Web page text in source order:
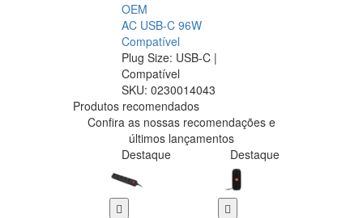
OEM
AC USB-C 96W
Compatível
Plug Size: USB-C |
Compatível
SKU: 0230014043
Produtos recomendados
Confira as nossas recomendações e
últimos lançamentos
Destaque
Destaque